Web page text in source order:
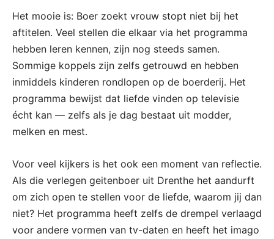
Het mooie is: Boer zoekt vrouw stopt niet bij het
aftitelen. Veel stellen die elkaar via het programma
hebben leren kennen, zijn nog steeds samen.
Sommige koppels zijn zelfs getrouwd en hebben
inmiddels kinderen rondlopen op de boerderij. Het
programma bewijst dat liefde vinden op televisie
écht kan — zelfs als je dag bestaat uit modder,
melken en mest.
Voor veel kijkers is het ook een moment van reflectie.
Als die verlegen geitenboer uit Drenthe het aandurft
om zich open te stellen voor de liefde, waarom jij dan
niet? Het programma heeft zelfs de drempel verlaagd
voor andere vormen van tv-daten en heeft het imago